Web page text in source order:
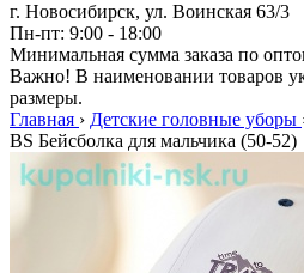
г. Новосибирск, ул. Воинская 63/3
Пн-пт: 9:00 - 18:00
Минимальная сумма заказа по
Важно! В наименовании товаров
размеры.
Главная › Детские головные уборы
BS Бейсболка для мальчика (50-52)